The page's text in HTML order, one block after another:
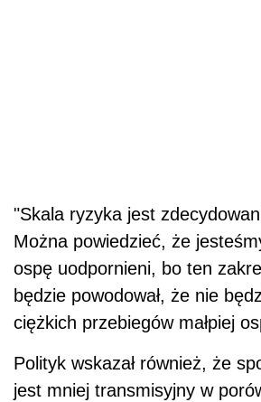
"Skala ryzyka jest
Można powiedzieć, że
ospę uodpornieni, bo ten
będzie powodował, że nie
ciężkich przebiegów małpiej
Polityk wskazał również, że
jest mniej transmisyjny w